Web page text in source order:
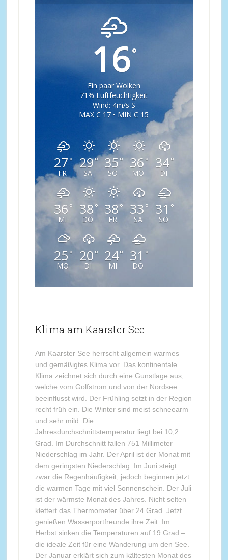
16°
Ein paar Wolken
71% Luftfeuchtigkeit
Wind: 4m/s S
MAX C 17 • MIN C 15
27°
FR
29°
SA
35°
SO
36 °
MO
34°
DI
36 °
MI
38°
DO
38°
FR
33 °
SA
31 °
SO
25°
MO
20 °
DI
24°
MI
31 °
DO
Klima am Kaarster See
Am Kaarster See herrscht allgemein warmes
und gemäßigtes Klima vor. Das kontinentale
Klima zeichnet sich durch eine Gunstlage aus,
welche vom Golfstrom und von der Nordsee
beeinflusst wird. Der Frühling setzt in der Region
recht früh ein. Die Winter sind meist schneearm
und sehr mild. Die
Jahresdurchschnittstemperatur liegt bei 10,2
Grad. Im Durchschnitt fallen 751 Millimeter
Niederschlag im Jahr. Der April ist der Monat mit
dem geringsten Niederschlag. Im Juni steigt
zwar die Regenhäufigkeit, jedoch beginnen jetzt
die warmen Tage mit viel Sonnenschein. Der Juli
ist der wärmste Monat des Jahres. Nicht selten
klettert das Thermometer über 24 Grad. Jetzt
genießen Wasserportfreunde ihre Zeit. Im
Herbst sinken die Temperaturen auf 19 Grad –
die ideale Zeit für eine Wanderung um den See.
Der Januar erklärt sich zum kältesten Monat des